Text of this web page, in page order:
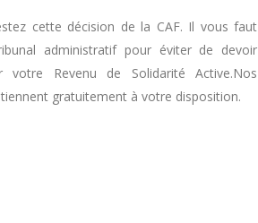
cette décision de la CAF. Il vous faut
administratif pour éviter de devoir
votre Revenu de Solidarité Active.Nos
gratuitement à votre disposition.